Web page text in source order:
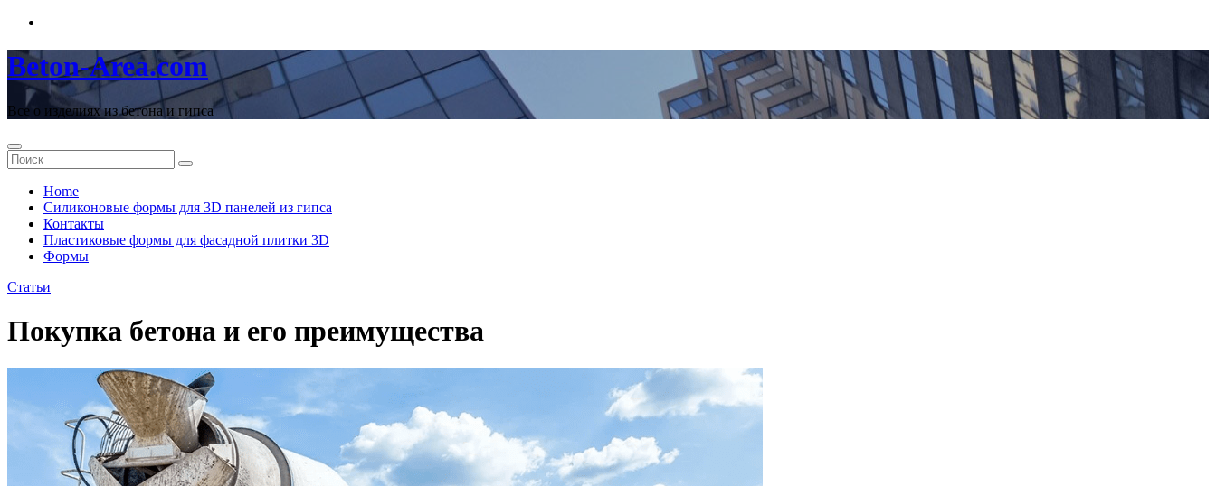
Перейти
содержимому
Beton-Area.com
Все о изделиях из бетона и гипса
Home
Cиликоновые формы для 3D панелей из гипса
Контакты
Пластиковые формы для фасадной плитки 3D
Формы
Статьи
Покупка бетона и его преимущества